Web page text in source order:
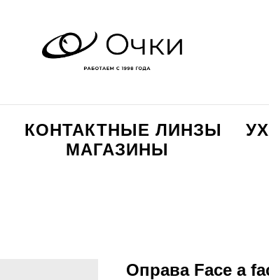
КОНТАКТНЫЕ ЛИНЗЫ
МАГАЗИНЫ
Оправа Face a